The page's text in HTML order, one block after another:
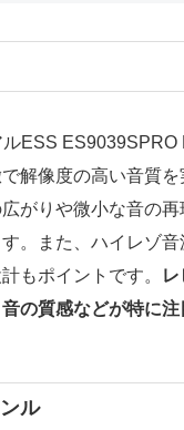
ルESS ES9039SPRO
解像度の高い音質を
がりや微小な音の
。また、ハイレゾ
もポイントです。
の質感などが特に注
ル